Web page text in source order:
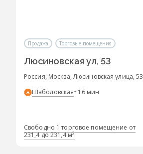
Продажа Торговые помещения
Люсиновская ул, 53
Россия, Москва, Люсиновская улица, 53
Шаболовская~16 мин
Свободно 1 торговое помещение от
231,4 до 231,4 м2